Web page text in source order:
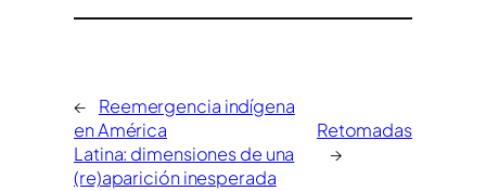
←
Reemergencia indígena
en América
Latina: dimensiones de una
(re)aparición inesperada
Retomadas
→